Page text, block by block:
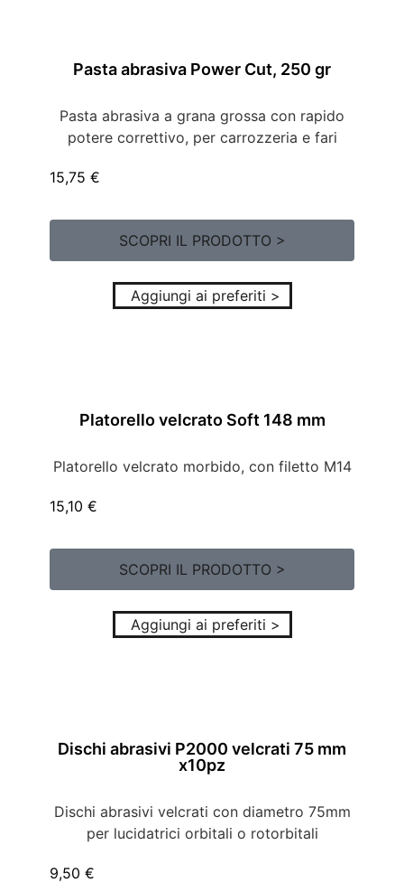
Pasta abrasiva Power Cut, 250 gr
Pasta abrasiva a grana grossa con rapido
potere correttivo, per carrozzeria e fari
15,75 €
SCOPRI IL PRODOTTO >
Aggiungi ai preferiti >
Platorello velcrato Soft 148 mm
Platorello velcrato morbido, con filetto M14
15,10 €
SCOPRI IL PRODOTTO >
Aggiungi ai preferiti >
Dischi abrasivi P2000 velcrati 75 mm
x10pz
Dischi abrasivi velcrati con diametro 75mm
per lucidatrici orbitali o rotorbitali
9,50 €